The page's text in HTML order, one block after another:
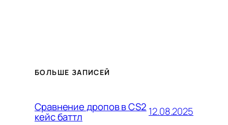
БОЛЬШЕ ЗАПИСЕЙ
Сравнение дропов в CS2
кейс баттл 12.08.2025